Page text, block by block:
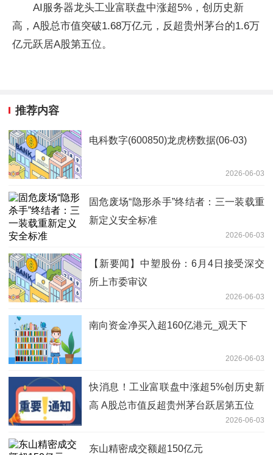
AI服务器龙头工业富联盘中涨超5%，创历史新
高，A股总市值突破1.68万亿元，反超贵州茅台的1.6万
亿元跃居A股第五位。
推荐内容
电科数字(600850)龙虎榜数据(06-03)
2026-06-03
固危废场“隐形杀手”终结者：三一装载重
新定义安全标准
2026-06-03
【新要闻】中塑股份：6月4日接受深交
所上市委审议
2026-06-03
南向资金净买入超160亿港元_观天下
2026-06-03
快消息！工业富联盘中涨超5%创历史新
高 A股总市值反超贵州茅台跃居第五位
2026-06-03
东山精密成交额超150亿元